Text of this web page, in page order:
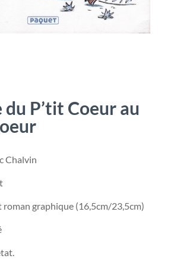
P’tit Coeur au
Chalvin
roman graphique (16,5cm/23,5cm)